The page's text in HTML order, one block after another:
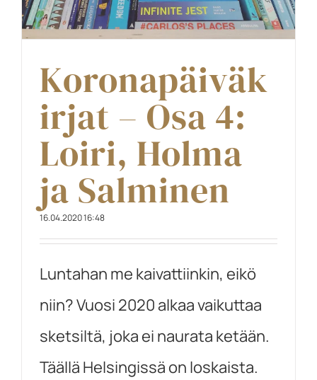
Koronapäiväk
irjat – Osa 4:
Loiri, Holma
ja Salminen
16.04.2020 16:48
Luntahan me kaivattiinkin, eikö
niin? Vuosi 2020 alkaa vaikuttaa
sketsiltä, joka ei naurata ketään.
Täällä Helsingissä on loskaista.